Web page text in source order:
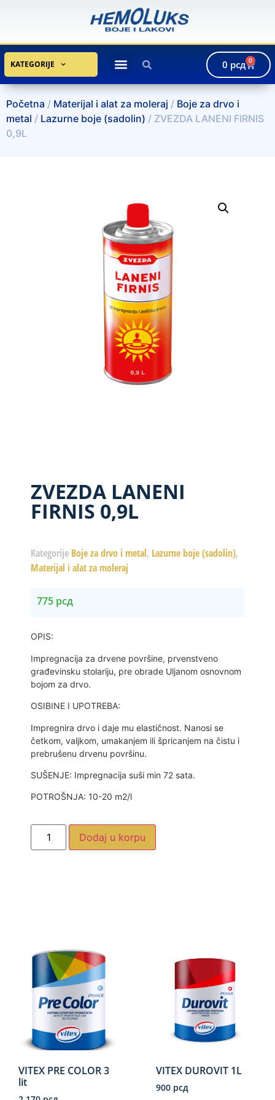
KATEGORIJE 0 рсд 0
Početna / Materijal i alat za moleraj / Boje za drvo i
metal / Lazurne boje (sadolin) / ZVEZDA LANENI FIRNIS
0,9L
ZVEZDA LANENI
FIRNIS 0,9L
Kategorije Boje za drvo i metal, Lazurne boje (sadolin),
Materijal i alat za moleraj
775 рсд
OPIS:
Impregnacija za drvene površine, prvenstveno
građevinsku stolariju, pre obrade Uljanom osnovnom
bojom za drvo.
OSIBINE I UPOTREBA:
Impregnira drvo i daje mu elastičnost. Nanosi se
četkom, valjkom, umakanjem ili špricanjem na čistu i
prebrušenu drvenu površinu.
SUŠENJE: Impregnacija suši min 72 sata.
POTROŠNJA: 10-20 m2/l
Dodaj u korpu
VITEX PRE COLOR 3
lit
VITEX DUROVIT 1L
900 рсд